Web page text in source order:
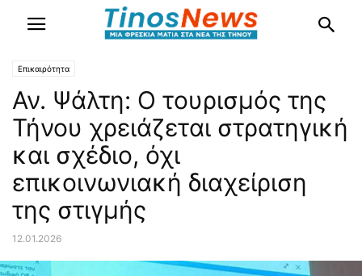
Επικαιρότητα
Αν. Ψάλτη: Ο τουρισμός της
Τήνου χρειάζεται στρατηγική
και σχέδιο, όχι
επικοινωνιακή διαχείριση
της στιγμής
12.01.2026